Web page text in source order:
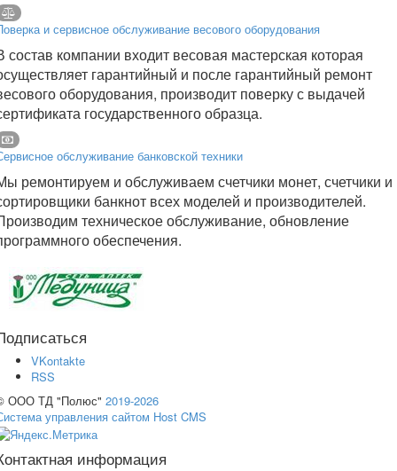
и сервисное обслуживание весового оборудования
состав компании входит весовая мастерская которая
гарантийный и после гарантийный ремонт
оборудования, производит поверку с выдачей
государственного образца.
обслуживание банковской техники
ремонтируем и обслуживаем счетчики монет, счетчики и
банкнот всех моделей и производителей.
техническое обслуживание, обновление
обеспечения.
VKontakte
RSS
ООО ТД "Полюс" 2019-2026
управления сайтом Host CMS
информация